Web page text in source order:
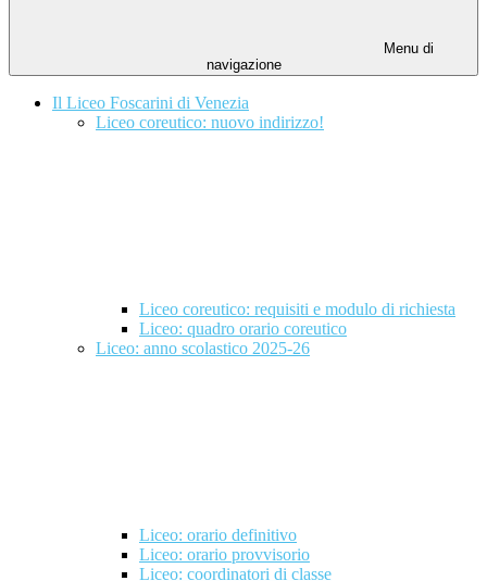
Menu di
navigazione
Il Liceo Foscarini di Venezia
Liceo coreutico: nuovo indirizzo!
Liceo coreutico: requisiti e modulo di richiesta
Liceo: quadro orario coreutico
Liceo: anno scolastico 2025-26
Liceo: orario definitivo
Liceo: orario provvisorio
Liceo: coordinatori di classe